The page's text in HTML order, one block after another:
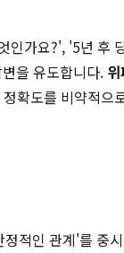
인가요?', '5년 후
을 유도합니다. 위
확도를 비약적으
적인 관계'를 중